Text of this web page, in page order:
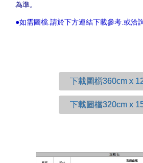
為準。
●如需圖檔.請於下方連結下載參考.或洽
下載圖檔360cm x
下載圖檔320cm x